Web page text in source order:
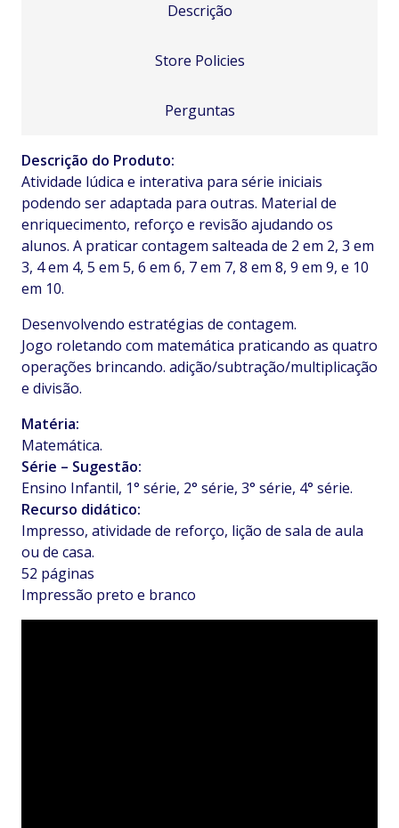
Descrição
Store Policies
Perguntas
Descrição do Produto:
Atividade lúdica e interativa para série iniciais
podendo ser adaptada para outras. Material de
enriquecimento, reforço e revisão ajudando os
alunos. A praticar contagem salteada de 2 em 2, 3 em
3, 4 em 4, 5 em 5, 6 em 6, 7 em 7, 8 em 8, 9 em 9, e 10
em 10.
Desenvolvendo estratégias de contagem.
Jogo roletando com matemática praticando as quatro
operações brincando. adição/subtração/multiplicação
e divisão.
Matéria:
Matemática.
Série – Sugestão:
Ensino Infantil, 1° série, 2° série, 3° série, 4° série.
Recurso didático:
Impresso, atividade de reforço, lição de sala de aula
ou de casa.
52 páginas
Impressão preto e branco